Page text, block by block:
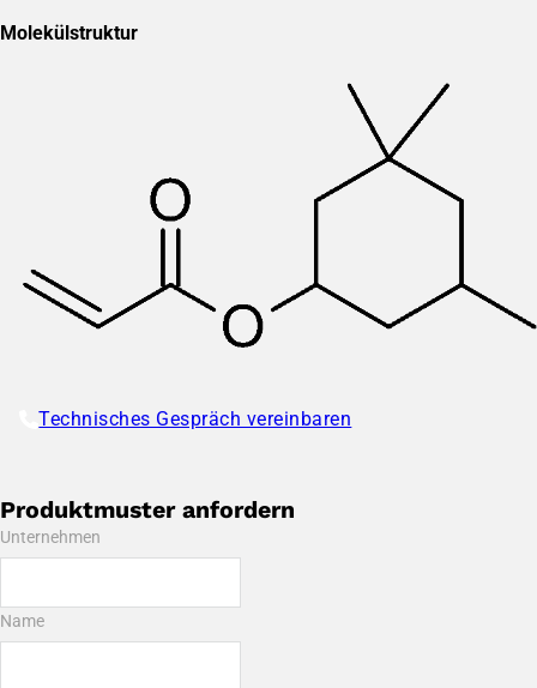
Molekülstruktur
Technisches Gespräch vereinbaren
Produktmuster anfordern
Unternehmen
Name